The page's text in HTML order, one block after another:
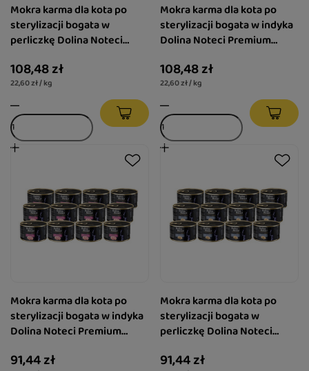
Mokra karma dla kota po
sterylizacji bogata w
perliczkę Dolina Noteci
108,48 zł
22,60 zł / kg
Mokra karma dla kota po
sterylizacji bogata w indyka
Dolina Noteci Premium
108,48 zł
22,60 zł / kg
Mokra karma dla kota po
sterylizacji bogata w indyka
Dolina Noteci Premium
91,44 zł
Mokra karma dla kota po
sterylizacji bogata w
perliczkę Dolina Noteci
91,44 zł